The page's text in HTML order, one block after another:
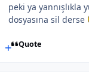
peki ya yannışlıkla
dosyasına sil derse
Quote